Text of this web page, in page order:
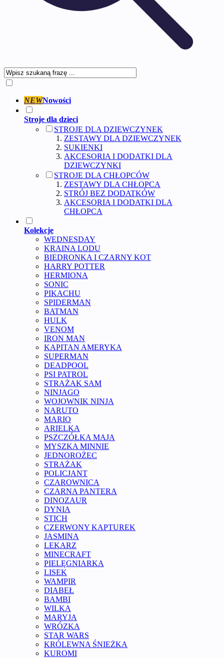
NEWNowości
Stroje dla dzieci
STROJE DLA DZIEWCZYNEK
ZESTAWY DLA DZIEWCZYNEK
SUKIENKI
AKCESORIA I DODATKI DLA
DZIEWCZYNKI
STROJE DLA CHŁOPCÓW
ZESTAWY DLA CHŁOPCA
STRÓJ BEZ DODATKÓW
AKCESORIA I DODATKI DLA
CHŁOPCA
Kolekcje
WEDNESDAY
KRAINA LODU
BIEDRONKA I CZARNY KOT
HARRY POTTER
HERMIONA
SONIC
PIKACHU
SPIDERMAN
BATMAN
HULK
VENOM
IRON MAN
KAPITAN AMERYKA
SUPERMAN
DEADPOOL
PSI PATROL
STRAŻAK SAM
NINJAGO
WOJOWNIK NINJA
NARUTO
MARIO
ARIELKA
PSZCZÓŁKA MAJA
MYSZKA MINNIE
JEDNOROŻEC
STRAŻAK
POLICJANT
CZAROWNICA
CZARNA PANTERA
DINOZAUR
DYNIA
STICH
CZERWONY KAPTUREK
JASMINA
LEKARZ
MINECRAFT
PIELĘGNIARKA
LISEK
WAMPIR
DIABEŁ
BAMBI
WILKA
MARYJA
WRÓZKA
STAR WARS
KRÓLEWNA ŚNIEŻKA
KUROMI